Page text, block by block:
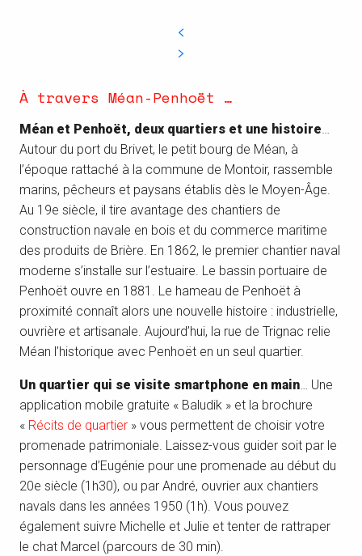
À travers Méan-Penhoët …
Méan et Penhoët, deux quartiers et une histoire
Autour du port du Brivet, le petit bourg de Méan, à
l’époque rattaché à la commune de Montoir, rassemble
marins, pêcheurs et paysans établis dès le Moyen-Âge.
Au 19e siècle, il tire avantage des chantiers de
construction navale en bois et du commerce maritime
des produits de Brière. En 1862, le premier chantier naval
moderne s’installe sur l’estuaire. Le bassin portuaire de
Penhoët ouvre en 1881. Le hameau de Penhoët à
proximité connaît alors une nouvelle histoire : industrielle,
ouvrière et artisanale. Aujourd’hui, la rue de Trignac relie
Méan l’historique avec Penhoët en un seul quartier.
Un quartier qui se visite smartphone en main … Une
application mobile gratuite « Baludik » et la brochure
« Récits de quartier » vous permettent de choisir votre
promenade patrimoniale. Laissez-vous guider soit par le
personnage d’Eugénie pour une promenade au début du
20e siècle (1h30), ou par André, ouvrier aux chantiers
navals dans les années 1950 (1h). Vous pouvez
également suivre Michelle et Julie et tenter de rattraper
le chat Marcel (parcours de 30 min).